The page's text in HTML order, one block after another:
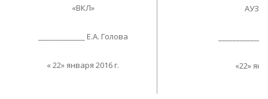
«ВКЛ»
_____________ Е.А. Голова
« 22» января 2016 г. «22»